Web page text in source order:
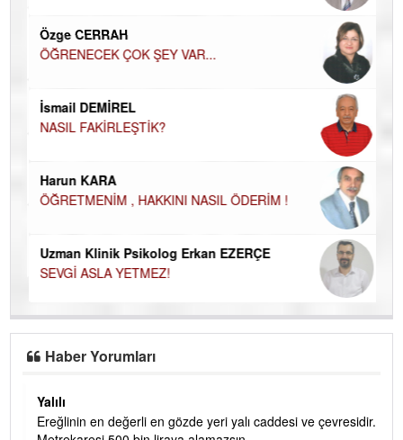
Özge CERRAH
ÖĞRENECEK ÇOK ŞEY VAR...
İsmail DEMİREL
NASIL FAKİRLEŞTİK?
Harun KARA
ÖĞRETMENİM , HAKKINI NASIL ÖDERİM !
Uzman Klinik Psikolog Erkan EZERÇE
SEVGİ ASLA YETMEZ!
Haber Yorumları
Yalılı
Ereğlinin en değerli en gözde yeri yalı caddesi ve çevresidir.